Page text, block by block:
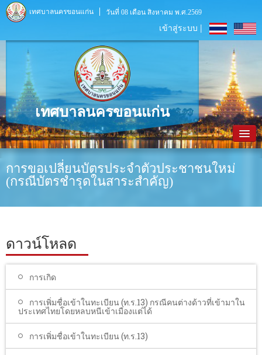
เทศบาลนครขอนแก่น วันที่ 08 เดือน สิงหาคม พ.ศ.2569
เข้าสู่ระบบ |
เทศบาลนครขอนแก่น
หน้าหลัก
ข้อมูลพื้นฐาน
ประชาสัมพันธ์
โรงเรียนในสังกัด
บริการประชาชน
ITA
ติดต่อเทศบาล
การขอเปลี่ยนบัตรประจำตัวประชาชนใหม่
(กรณีบัตรชำรุดในสาระสำคัญ)
ดาวน์โหลด
การเกิด
การเพิ่มชื่อเข้าในทะเบียน (ท.ร.13) กรณีคนต่างด้าวที่เข้ามาใน
ประเทศไทยโดยหลบหนีเข้าเมืองแต่ได้
การเพิ่มชื่อเข้าในทะเบียน (ท.ร.13)